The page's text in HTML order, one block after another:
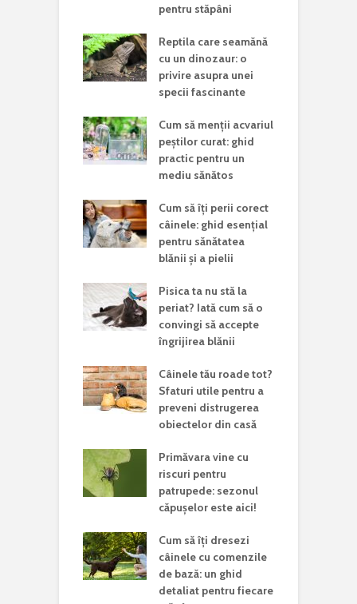
pentru stăpâni
Reptila care seamănă
cu un dinozaur: o
privire asupra unei
specii fascinante
Cum să menții acvariul
peștilor curat: ghid
practic pentru un
mediu sănătos
Cum să îți perii corect
câinele: ghid esențial
pentru sănătatea
blănii și a pielii
Pisica ta nu stă la
periat? Iată cum să o
convingi să accepte
îngrijirea blănii
Câinele tău roade tot?
Sfaturi utile pentru a
preveni distrugerea
obiectelor din casă
Primăvara vine cu
riscuri pentru
patrupede: sezonul
căpușelor este aici!
Cum să îți dresezi
câinele cu comenzile
de bază: un ghid
detaliat pentru fiecare